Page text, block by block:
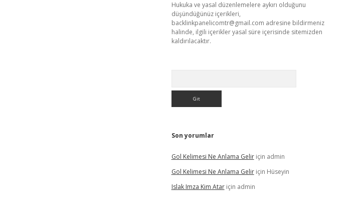
Hukuka ve yasal düzenlemelere aykırı olduğunu
düşündüğünüz içerikleri,
backlinkpanelicomtr@gmail.com adresine bildirmeniz
halinde, ilgili içerikler yasal süre içerisinde sitemizden
kaldırılacaktır.
Son yorumlar
Gol Kelimesi Ne Anlama Geliriçin admin
Gol Kelimesi Ne Anlama Geliriçin Hüseyin
Islak Imza Kim Atariçin admin